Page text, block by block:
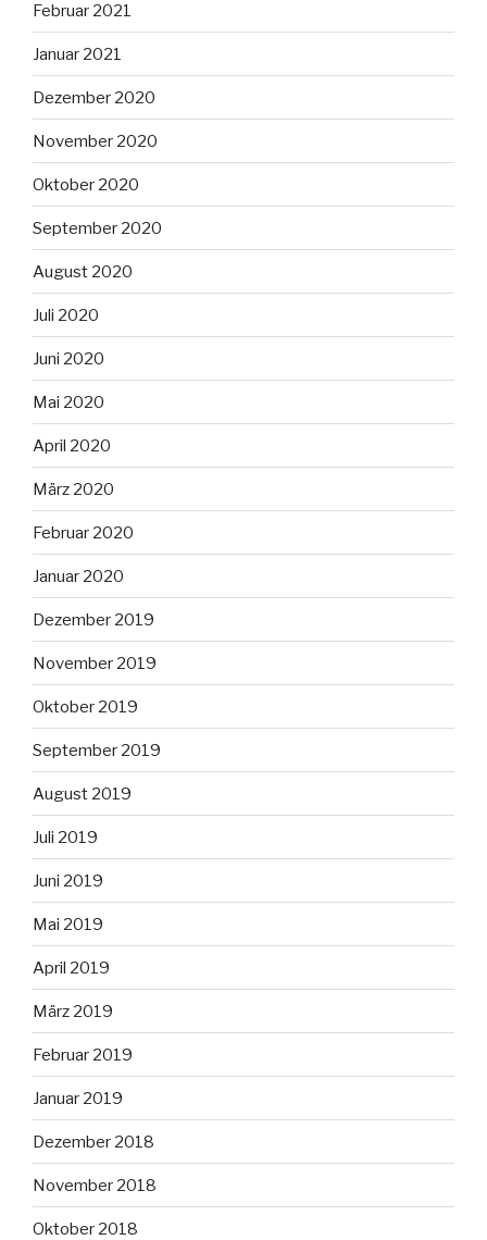
Februar 2021
Januar 2021
Dezember 2020
November 2020
Oktober 2020
September 2020
August 2020
Juli 2020
Juni 2020
Mai 2020
April 2020
März 2020
Februar 2020
Januar 2020
Dezember 2019
November 2019
Oktober 2019
September 2019
August 2019
Juli 2019
Juni 2019
Mai 2019
April 2019
März 2019
Februar 2019
Januar 2019
Dezember 2018
November 2018
Oktober 2018